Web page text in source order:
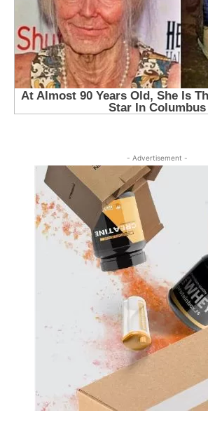
- Advertisement -